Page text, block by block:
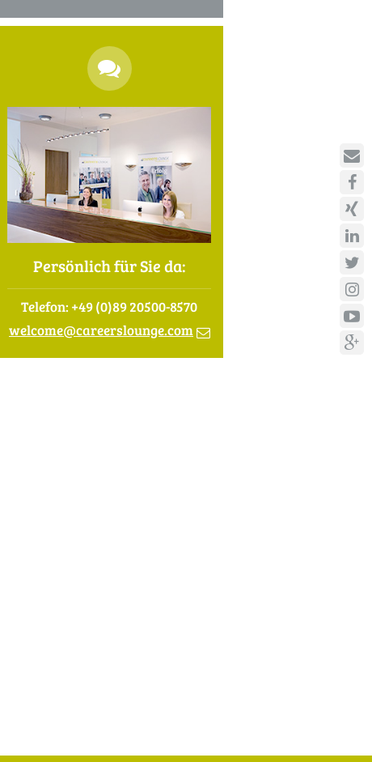
Persönlich für Sie da:
Telefon: +49 (0)89 20500-8570
welcome@careerslounge.com